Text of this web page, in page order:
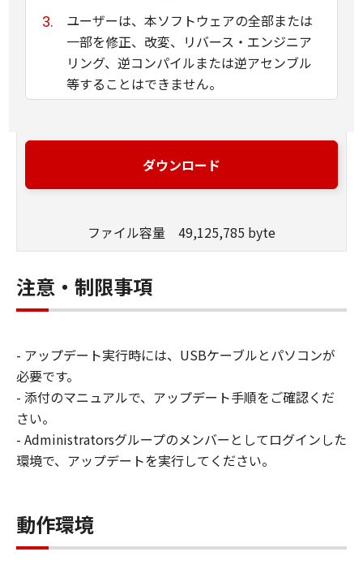
ユーザーは、本ソフトウェアの全部または
一部を修正、改変、リバース・エンジニア
リング、逆コンパイルまたは逆アセンブル
等することはできません。
ン株式会社およびキヤノンのライセンサー
は、本ソフトウェアがユーザーの特定の目
的のために適当であること、もしくは有用
ていかなる保証もいたしません。
ン株式会社およびキヤノンのライセンサー
は、本ソフトウェアの使用に付随または関
損害等について、いかなる場合においても
一切の責任を負いません。
ユーザーは、日本国政府または該当国の政
府より必要な許可等を得ることなしに、本
ソフトウェアの全部または一部を、直接ま
たは間接に輸出してはなりません。
ダウンロード
ファイル容量 49,125,785 byte
注意・制限事項
- アップデート実行時には、USBケーブルとパソコンが
必要です。
- 添付のマニュアルで、アップデート手順をご確認くだ
さい。
- Administratorsグループのメンバーとしてログインした
環境で、アップデートを実行してください。
動作環境